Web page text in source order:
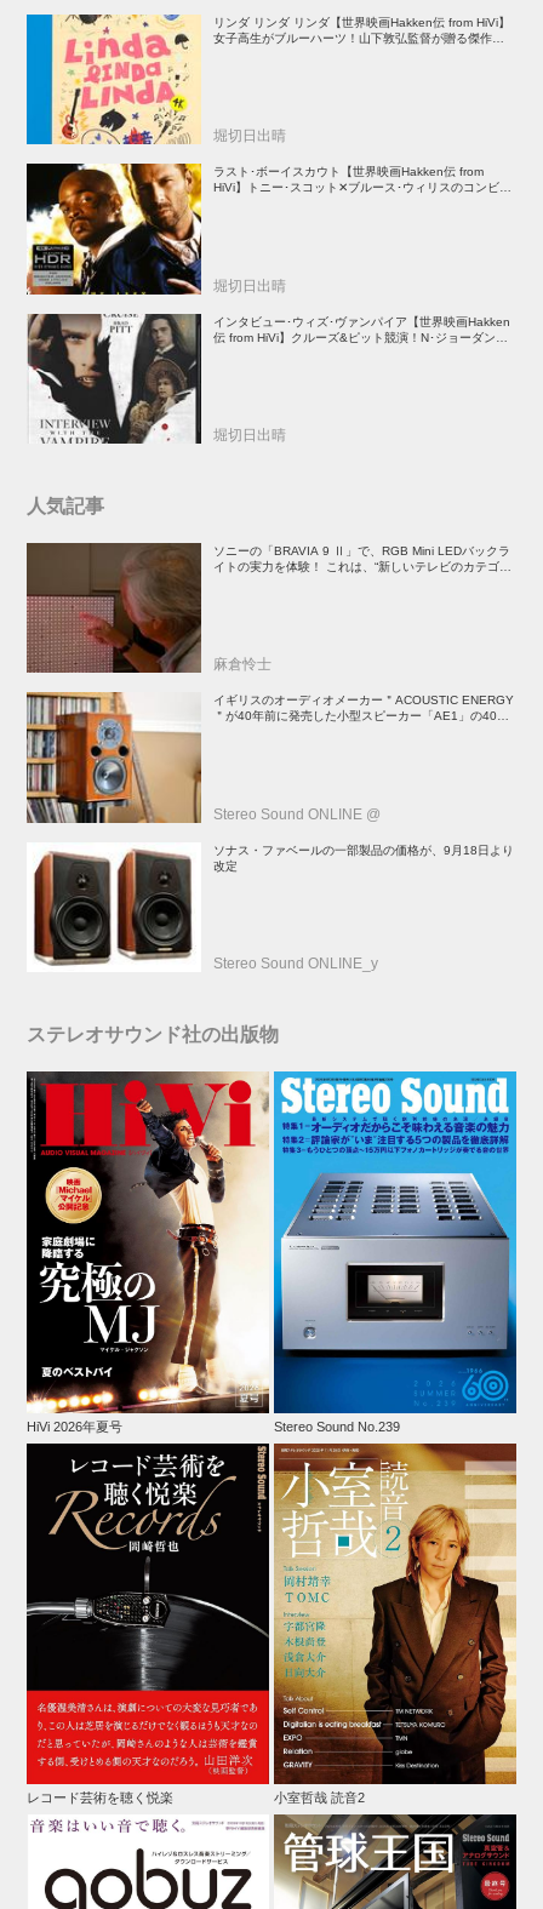
リンダ リンダ リンダ【世界映画Hakken伝 from HiVi】
女子高生がブルーハーツ！山下敦弘監督が贈る傑作青春
堀切日出晴
ラスト･ボーイスカウト【世界映画Hakken伝 from
HiVi】トニー･スコット✕ブルース･ウィリスのコンビが
堀切日出晴
インタビュー･ウィズ･ヴァンパイア【世界映画Hakken
伝 from HiVi】クルーズ&ピット競演！N･ジョーダン監
堀切日出晴
人気記事
ソニーの「BRAVIA 9 Ⅱ」で、RGB Mini LEDバックラ
イトの実力を体験！ これは、“新しいテレビのカテゴリ
麻倉怜士
イギリスのオーディオメーカー＂ACOUSTIC ENERGY
＂が40年前に発売した小型スピーカー「AE1」の40周
Stereo Sound ONLINE @
ソナス・ファベールの一部製品の価格が、9月18日より
改定
Stereo Sound ONLINE_y
ステレオサウンド社の出版物
HiVi 2026年夏号 Stereo Sound No.239
レコード芸術を聴く悦楽 小室哲哉 読音2